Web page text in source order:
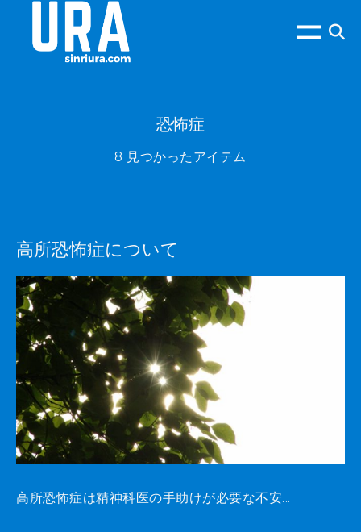
恐怖症
8 見つかったアイテム
高所恐怖症について
高所恐怖症は精神科医の手助けが必要な不安...